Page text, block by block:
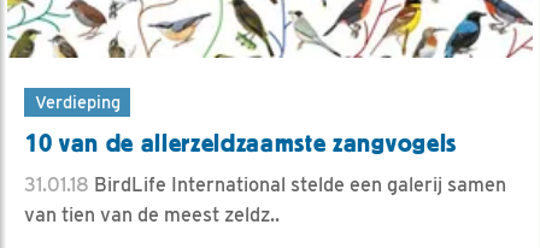
Verdieping
10 van de allerzeldzaamste zangvogels
31.01.18 BirdLife International stelde een galerij samen
van tien van de meest zeldz..